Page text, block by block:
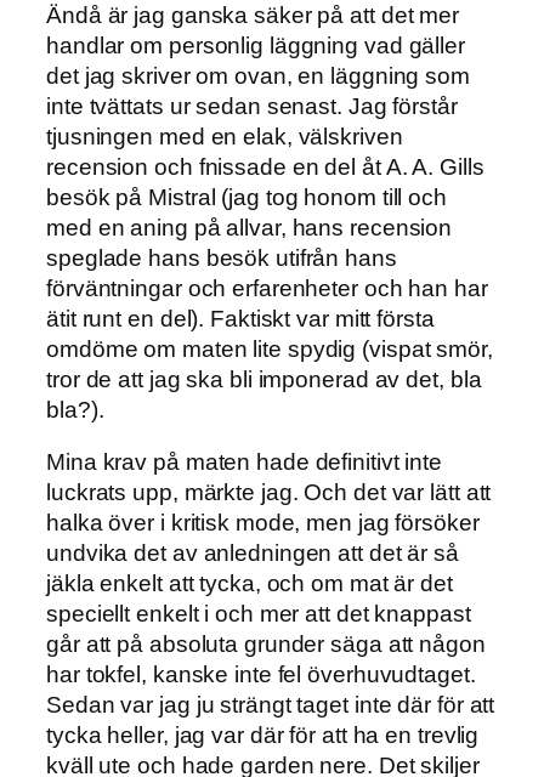
Ändå är jag ganska säker på att det mer
handlar om personlig läggning vad gäller
det jag skriver om ovan, en läggning som
inte tvättats ur sedan senast. Jag förstår
tjusningen med en elak, välskriven
recension och fnissade en del åt A. A. Gills
besök på Mistral (jag tog honom till och
med en aning på allvar, hans recension
speglade hans besök utifrån hans
förväntningar och erfarenheter och han har
ätit runt en del). Faktiskt var mitt första
omdöme om maten lite spydig (vispat smör,
tror de att jag ska bli imponerad av det, bla
bla?).
Mina krav på maten hade definitivt inte
luckrats upp, märkte jag. Och det var lätt att
halka över i kritisk mode, men jag försöker
undvika det av anledningen att det är så
jäkla enkelt att tycka, och om mat är det
speciellt enkelt i och mer att det knappast
går att på absoluta grunder säga att någon
har tokfel, kanske inte fel överhuvudtaget.
Sedan var jag ju strängt taget inte där för att
tycka heller, jag var där för att ha en trevlig
kväll ute och hade garden nere. Det skiljer